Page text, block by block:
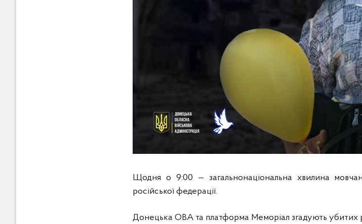
Щодня о 9:00 — загальнонаціональна хвилина
російської федерації.
Донецька ОВА та платформа Меморіал згадують убитих